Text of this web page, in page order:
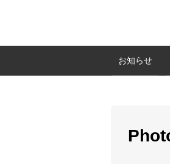
お知らせ